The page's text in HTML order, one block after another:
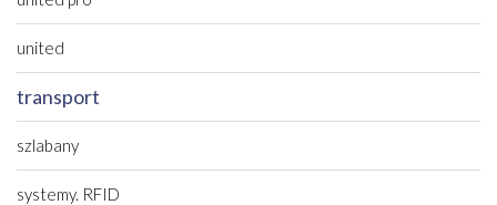
united
transport
szlabany
systemy. RFID